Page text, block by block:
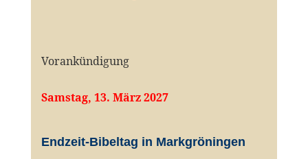
Vorankündigung
Samstag, 13. März 2027
Endzeit-Bibeltag in Markgröningen